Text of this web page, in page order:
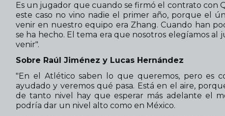
Es un jugador que cuando se firmó el contrato con
este caso no vino nadie el primer año, porque el
venir en nuestro equipo era Zhang. Cuando han
se ha hecho. El tema era que nosotros elegíamos
venir".
Sobre Raúl Jiménez y Lucas Hernández
"En el Atlético saben lo que queremos, pero es
ayudado y veremos qué pasa. Está en el aire,
de tanto nivel hay que esperar más adelante el
podría dar un nivel alto como en México.